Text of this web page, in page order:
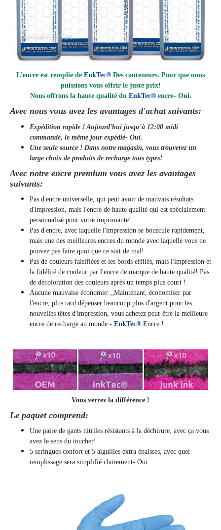
L'encre est remplie de EnkTec® Des conteneurs. Pour que nous
puissions vous offrir le juste prix!
Nous offrons la haute qualité du EnkTec®encre- Oui.
Avec nous vous avez les avantages d'achat suivants:
Expédition rapide ! Aujourd'hui jusqu'à 12:00 midi
commandé, le même jourexpédié- Oui.
Une seule source ! Dans notre magasin, vous trouverez un
large choix de produits de recharge tous types!
Avec notre encre premium vous avez les avantages
suivants:
Pas d'encre universelle, qui peut avoir de mauvais résultats
d'impression, mais l'encre de haute qualité qui est spécialement
personnalisé pour votre imprimante!
Pas d'encre, avec laquelle l'impression se bouscule rapidement,
mais une des meilleures encres du monde avec laquelle vous ne
pouvez pas faire quoi que ce soit de mal!
Pas de couleurs falsifiées et les bords effilés, mais l'impression et
la fidélité de couleur par l'encre de marque de haute qualité! Pas
de décoloration des couleurs après un temps plus court !
Aucune mauvaise économie: „Maintenant, économiser par
l'encre, plus tard dépenser beaucoup plus d'argent pour les
nouvelles têtes d'impression, vous achetez peut-être la meilleure
encre de recharge au monde - EnkTec® Encre !
Vous verrez la différence !
Le paquet comprend:
Une paire de gants nitriles résistants à la déchirure, avec ça vous
avez le sens du toucher!
5 seringues confort et 5 aiguilles extra épaisses, avec quel
remplissage sera simplifié clairement- Oui.